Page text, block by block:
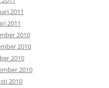
2011
2011
2010
2010
2010
2010
2010